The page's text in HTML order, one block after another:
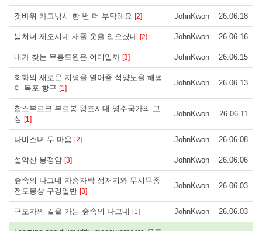
갯바위 카고낚시 한 번 더 부탁해요 [2] JohnKwon 26.06.18
봄처녀 제오시네 새풀 옷을 입으셨네 [2] JohnKwon 26.06.16
내가 찾는 무릉도원은 어디일까 [3] JohnKwon 26.06.15
회화의 새로운 지평을 열어줄 석양노을 해넘
이 목포 항구 [1]
JohnKwon 26.06.13
합스부르크 부르봉 왕조시대 영주국가의 고
성 [1]
JohnKwon 26.06.11
나비소녀 두 마음 [2] JohnKwon 26.06.08
설악산 봉정암 [3] JohnKwon 26.06.06
숲속의 나그네 자승자박 정저지와 무시무종
전도몽상 구경열반 [3]
JohnKwon 26.06.03
구도자의 길을 가는 숲속의 나그네 [1] JohnKwon 26.06.03